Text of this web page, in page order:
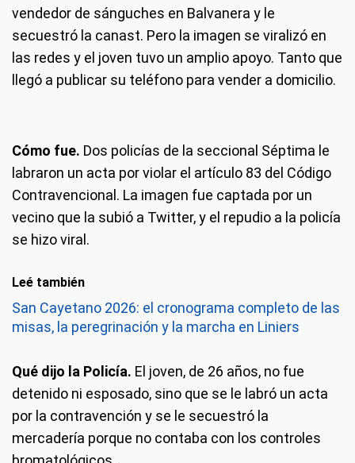
vendedor de sánguches en Balvanera y le
secuestró la canast. Pero la imagen se viralizó en
las redes y el joven tuvo un amplio apoyo. Tanto que
llegó a publicar su teléfono para vender a domicilio.
Cómo fue. Dos policías de la seccional Séptima le
labraron un acta por violar el artículo 83 del Código
Contravencional. La imagen fue captada por un
vecino que la subió a Twitter, y el repudio a la policía
se hizo viral.
Leé también
San Cayetano 2026: el cronograma completo de las
misas, la peregrinación y la marcha en Liniers
Qué dijo la Policía. El joven, de 26 años, no fue
detenido ni esposado, sino que se le labró un acta
por la contravención y se le secuestró la
mercadería porque no contaba con los controles